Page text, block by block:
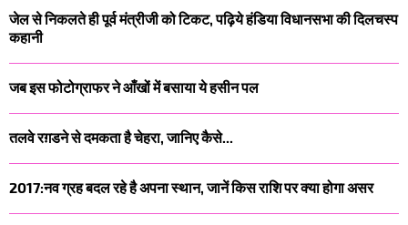
जेल से निकलते ही पूर्व मंत्रीजी को टिकट, पढ़िये हंडिया विधानसभा की दिलचस्प
कहानी
जब इस फोटोग्राफर ने आँखों में बसाया ये हसीन पल
तलवे रग़डने से दमकता है चेहरा, जानिए कैसे...
2017:नव ग्रह बदल रहे है अपना स्थान, जानें किस राशि पर क्या होगा असर